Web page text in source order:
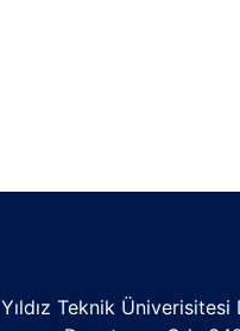
Yıldız Teknik